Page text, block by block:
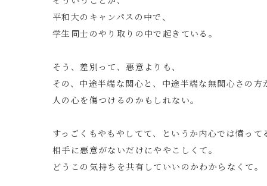
平和大のキャンパスの中で、
学生同士のやり取りの中で起きている。
そう、差別って、悪意よりも、
その、中途半端な関心と、中途半端な無関心さの方
人の心を傷つけるのかもしれない。
すっごくもやもやしてて、というか内心では憤って
相手に悪意がないだけにややこしくて。
どうこの気持ちを共有していいのかわからなくて。